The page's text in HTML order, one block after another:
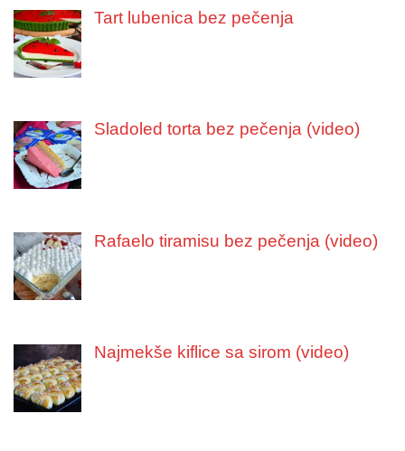
Tart lubenica bez pečenja
Sladoled torta bez pečenja (video)
Rafaelo tiramisu bez pečenja (video)
Najmekše kiflice sa sirom (video)